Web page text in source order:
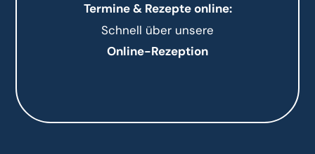
Termine & Rezepte online:
Schnell über unsere
Online-Rezeption